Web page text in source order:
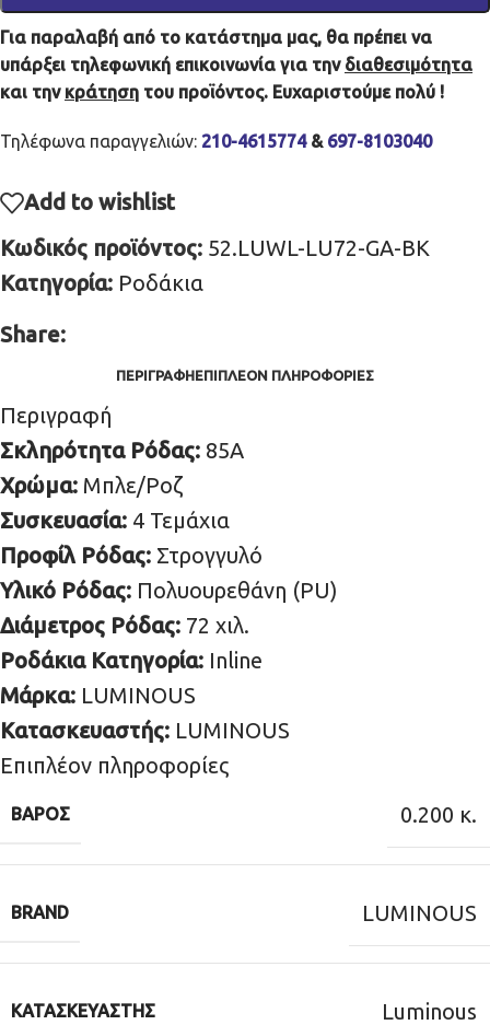
Για παραλαβή από το κατάστημα μας, θα πρέπει να
υπάρξει τηλεφωνική επικοινωνία για την διαθεσιμότητα
και την κράτηση του προϊόντος. Ευχαριστούμε πολύ !
Τηλέφωνα παραγγελιών: 210-4615774& 697-8103040
Add to wishlist
Κωδικός προϊόντος: 52.LUWL-LU72-GA-BK
Κατηγορία: Ροδάκια
Share:
ΠΕΡΙΓΡΑΦΉΕΠΙΠΛΈΟΝ ΠΛΗΡΟΦΟΡΊΕΣ
Περιγραφή
Σκληρότητα Ρόδας: 85Α
Χρώμα: Μπλε/Ροζ
Συσκευασία: 4 Τεμάχια
Προφίλ Ρόδας: Στρογγυλό
Υλικό Ρόδας: Πολυουρεθάνη (PU)
Διάμετρος Ρόδας: 72 χιλ.
Ροδάκια Κατηγορία: Inline
Μάρκα: LUMINOUS
Κατασκευαστής: LUMINOUS
Επιπλέον πληροφορίες
ΒΆΡΟΣ 0.200 κ.
BRAND LUMINOUS
ΚΑΤΑΣΚΕΥΑΣΤΉΣ Luminous